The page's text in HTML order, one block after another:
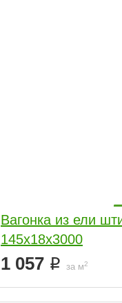
Вагонка из ели
145x18x3000
1 057 за м2